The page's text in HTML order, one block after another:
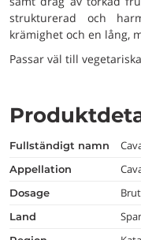
strukturerad och
krämighet och en lång,
Passar väl till
fullständigt namn
appellation
dosage Brut
land